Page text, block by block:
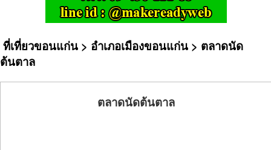
ที่เที่ยวขอนแก่น > อำเภอเมืองขอนแก่น > ตลาดนัด
ต้นตาล
ตลาดนัดต้นตาล